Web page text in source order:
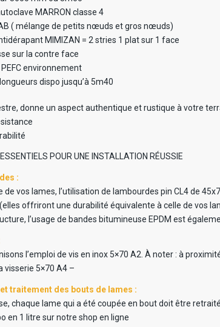
MARRON classe 4
( mélange de petits nœuds et gros nœuds)
MIMIZAN = 2 stries 1 plat sur 1 face
sur la contre face
environnement
dispo jusqu’à 5m40
donne un aspect authentique et rustique à votre
POUR UNE INSTALLATION RÉUSSIE
:
de vos lames, l’utilisation de lambourdes pin CL4 de
offriront une durabilité équivalente à celle de vos
l’usage de bandes bitumineuse EPDM est
l’emploi de vis en inox 5×70 A2. À noter : à
visserie 5×70 A4 –
et traitement des bouts de lames :
chaque lame qui a été coupée en bout doit être
en 1 litre sur notre shop en ligne